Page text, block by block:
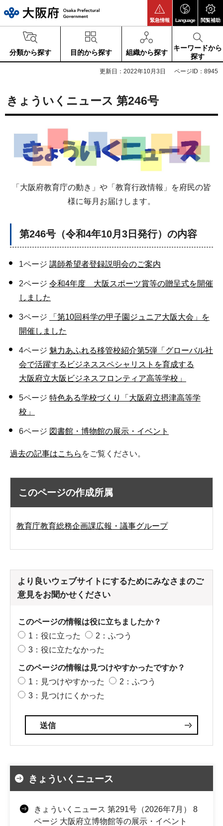
緊急情報 Language 閲覧補助
分類から探す 目的から探す 組織から探す
キーワードから
探す
更新日：2022年10月3日 ページID：8945
きょういくニュース 第246号
「大阪府教育庁の動き」や「教育行政情報」を府民の皆
様に毎月お届けします。
第246号（令和4年10月3日発行）の内容
1ページ 講師希望者登録説明会のご案内
2ページ 令和4年度 大阪スポーツ賞等の贈呈式を開催
しました
3ページ
「第10回科学の甲子園ジュニア大阪大会」を
開催しました
4ページ 魅力あふれる移管校紹介第5弾「グローバル社
会で活躍するビジネススペシャリストを育成する
大阪府立大阪ビジネスフロンティア高等学校」
5ページ 特色ある学校づくり「大阪府立摂津高等学
校」
6ページ 図書館・博物館の展示・イベント
過去の記事はこちら をご覧ください。
このページの作成所属
教育庁教育総務企画課広報・議事グループ
より良いウェブサイトにするためにみなさまのご
意見をお聞かせください
このページの情報は役に立ちましたか？
1：役に立った
2：ふつう
3：役に立たなかった
このページの情報は見つけやすかったですか？
1：見つけやすかった
2：ふつう
3：見つけにくかった
きょういくニュース
きょういくニュース 第291号（2026年7月） 8
ページ 大阪府立博物館等の展示・イベント